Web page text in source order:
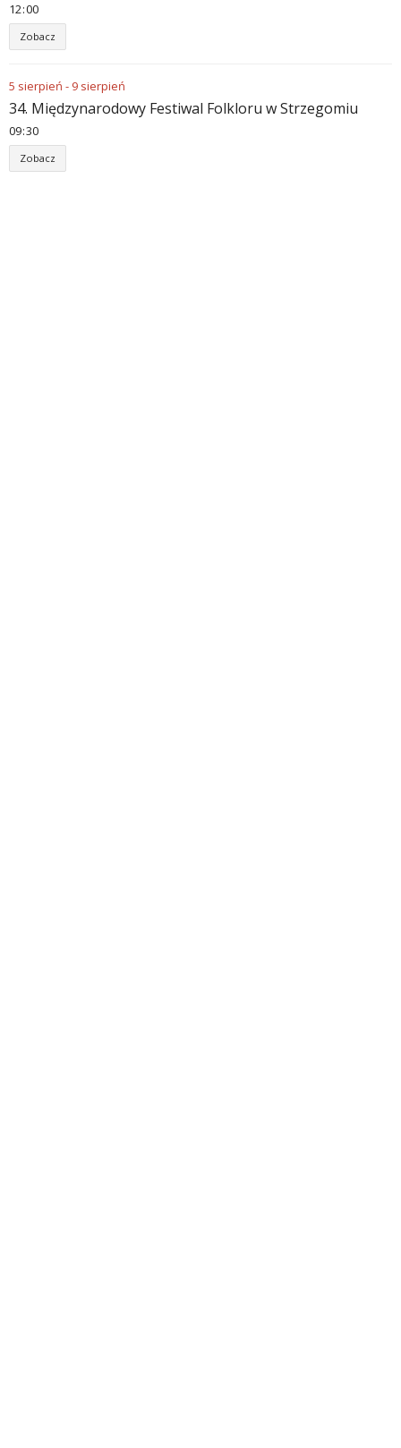
12 00
Zobacz
5 sierpień - 9 sierpień
34. Międzynarodowy Festiwal Folkloru w Strzegomiu
09 30
Zobacz